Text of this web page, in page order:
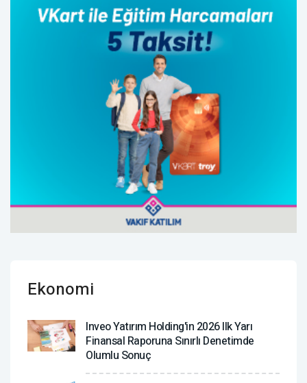
Ekonomi
Inveo Yatırım Holding'in 2026 Ilk Yarı
Finansal Raporuna Sınırlı Denetimde
Olumlu Sonuç